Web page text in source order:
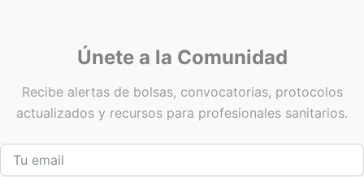
Únete a la Comunidad
Recibe alertas de bolsas, convocatorias, protocolos
actualizados y recursos para profesionales sanitarios.